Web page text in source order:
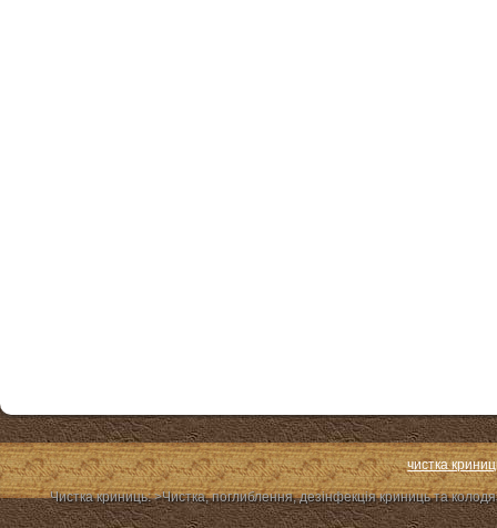
чистка
Чистка криниць: >Чиcтка, поглиблення, дезінфекція криниць та